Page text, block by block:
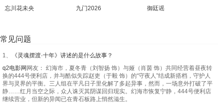
忘川花未央 九门2026 御廷谣
常见问题
1、
《灵魂摆渡·十年》讲述的是什么故事？
q2电影网网友： 幻海市，夏冬青（刘智扬 饰）与娅（肖茵 饰）共同经营着昼夜转
换的444号便利店，并与酷似失踪赵吏（于毅 饰）的“守夜人”结成新搭档，守护人
界与灵界的平衡。三人组在平凡日子里化解了多起异事，然而，一场意外打破了平
静……红月当空之际，众人诛灭其阴谋回归现实。幻海市恢复宁静，444号便利店
继续营业，但新的异闻已在青石板路上悄然滋生。